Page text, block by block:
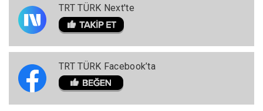
TRT TÜRK Next'te
TRT TÜRK Facebook’ta